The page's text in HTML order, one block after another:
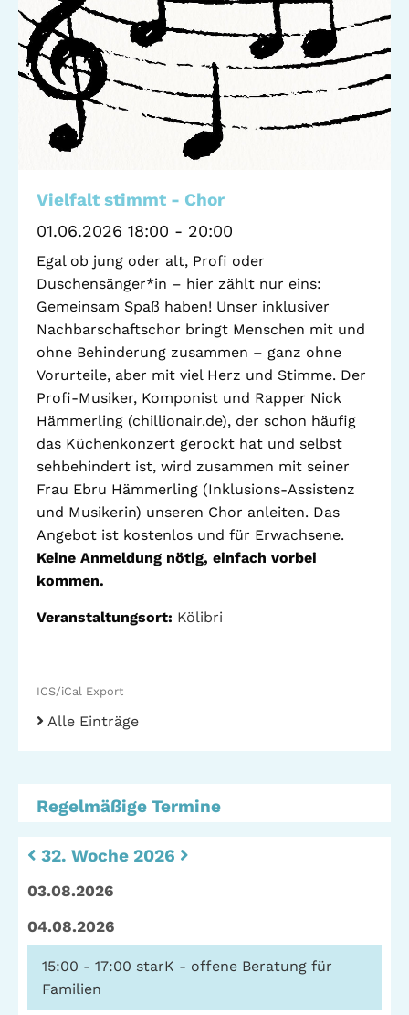
Standorte
Gemeinwesenarbeit
Raumvermietung
Auszeichnungen
Förderverein
Förderer
Leseförderung
Ferienprogramm
Beratung +
Unterstützung
ADEBAR
starK
IBiS
Offene Sozial- und
Behördenberatung
Big Point
Mieter helfern
Mietern
Familienberatung –
Stadtteil + Kultur
Gefährliche Orte
Kölibri
Stadtteilarbeit
Medienzentrum
Stadtteiltheater
Küchenkonzerte
Hein-Köllisch-Platz 11 + 12, 20359 Hamburg
Telefon: (040) 319 36 23
E-Mail:info@gwa-stpauli.de
Spenden: Investieren Sie in die GWA!
Vielfalt stimmt - Chor
01.06.2026 18:00 - 20:00
Egal ob jung oder alt, Profi oder
Duschensänger*in – hier zählt nur eins:
Gemeinsam Spaß haben! Unser inklusiver
Nachbarschaftschor bringt Menschen mit und
ohne Behinderung zusammen – ganz ohne
Vorurteile, aber mit viel Herz und Stimme. Der
Profi-Musiker, Komponist und Rapper Nick
Hämmerling (chillionair.de), der schon häufig
das Küchenkonzert gerockt hat und selbst
sehbehindert ist, wird zusammen mit seiner
Frau Ebru Hämmerling (Inklusions-Assistenz
und Musikerin) unseren Chor anleiten. Das
Angebot ist kostenlos und für Erwachsene.
Keine Anmeldung nötig, einfach vorbei
kommen.
Veranstaltungsort: Kölibri
ICS/iCal Export
Alle Einträge
Regelmäßige Termine
32. Woche 2026
03.08.2026
04.08.2026
15:00 - 17:00 starK - offene Beratung für
Familien